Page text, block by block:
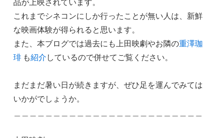
品が上映されています。
これまでシネコンにしか行ったことが無い人は、新鮮
な映画体験が得られると思います。
また、本ブログでは過去にも上田映劇やお隣の重澤珈
琲 も紹介 しているので併せてご覧ください。
まだまだ暑い日が続きますが、ぜひ足を運んでみては
いかがでしょうか。